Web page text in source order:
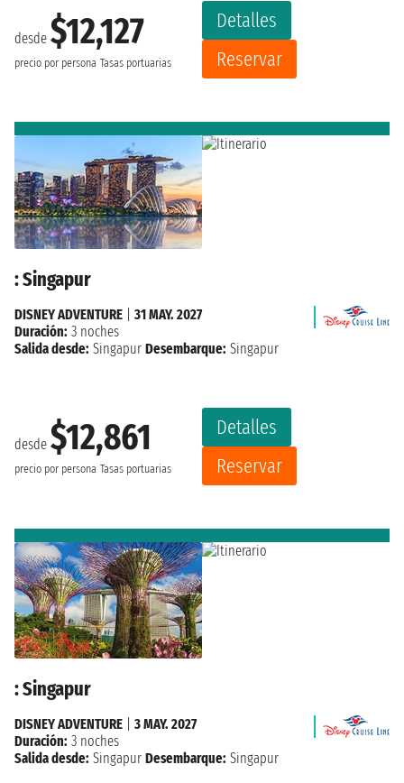
desde $12,127
precio por persona Tasas portuarias
Detalles
Reservar
: Singapur
desde $12,861
precio por persona Tasas portuarias
Detalles
Reservar
DISNEY ADVENTURE
31 MAY. 2027
Duración: 3 noches
Salida desde: Singapur Desembarque: Singapur
: Singapur
DISNEY ADVENTURE
3 MAY. 2027
Duración: 3 noches
Salida desde: Singapur Desembarque: Singapur